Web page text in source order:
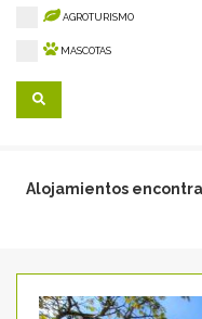
AGROTURISMO
MASCOTAS
Alojamientos